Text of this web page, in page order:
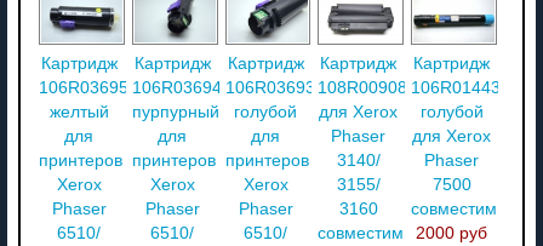
Картридж
106R03695
желтый
для
принтеров
Xerox
Phaser
6510/
Картридж
106R03694
пурпурный
для
принтеров
Xerox
Phaser
6510/
Картридж
106R03693
голубой
для
принтеров
Xerox
Phaser
6510/
Картридж
108R00908
для Xerox
Phaser
3140/
3155/
3160
совместимый
Картридж
106R01443
голубой
для Xerox
Phaser
7500
совместимый
2000 руб